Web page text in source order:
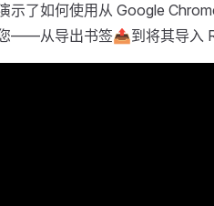
示了如何使用从 Google
——从导出书签📤到将其导入